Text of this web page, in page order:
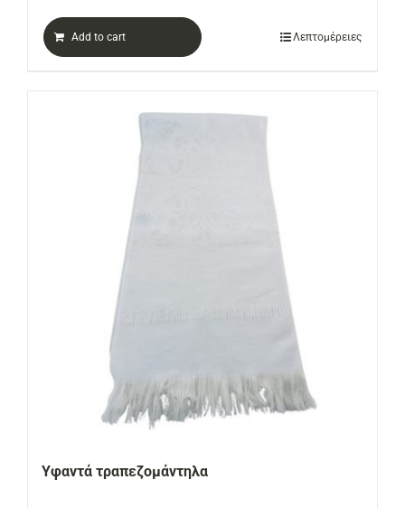
Add to cart Λεπτομέρειες
Υφαντά τραπεζομάντηλα